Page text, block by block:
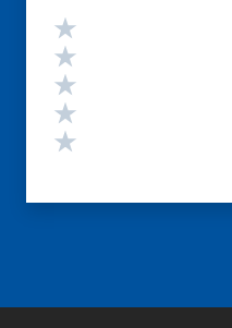
Valutazione